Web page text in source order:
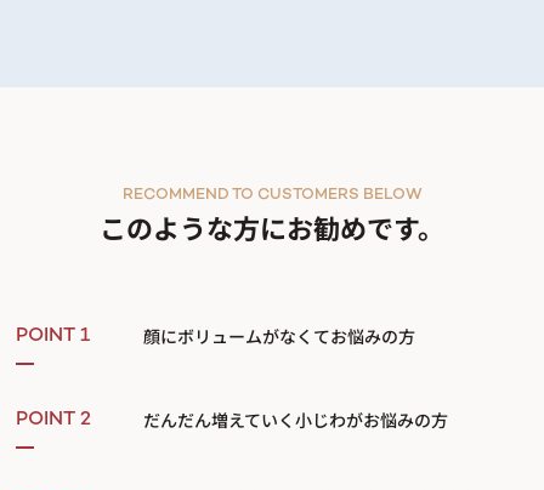
このような方にお勧めです。
RECOMMEND TO CUSTOMERS BELOW
POINT 1 顔にボリュームがなくてお悩みの方
POINT 2 だんだん増えていく小じわがお悩みの方